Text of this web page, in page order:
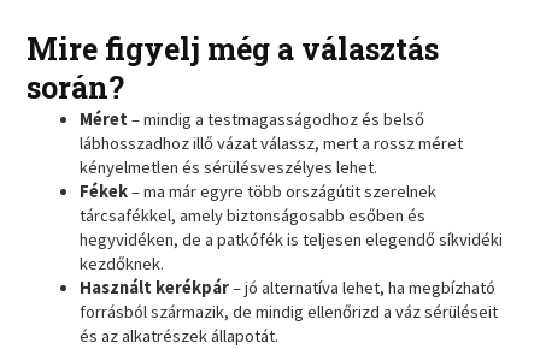
Mire figyelj még a választás
során?
Méret – mindig a testmagasságodhoz és belső
lábhosszadhoz illő vázat válassz, mert a rossz méret
kényelmetlen és sérülésveszélyes lehet.
Fékek– ma már egyre több országútit szerelnek
tárcsafékkel, amely biztonságosabb esőben és
hegyvidéken, de a patkófék is teljesen elegendő síkvidéki
kezdőknek.
Használt kerékpár– jó alternatíva lehet, ha megbízható
forrásból származik, de mindig ellenőrizd a váz sérüléseit
és az alkatrészek állapotát.